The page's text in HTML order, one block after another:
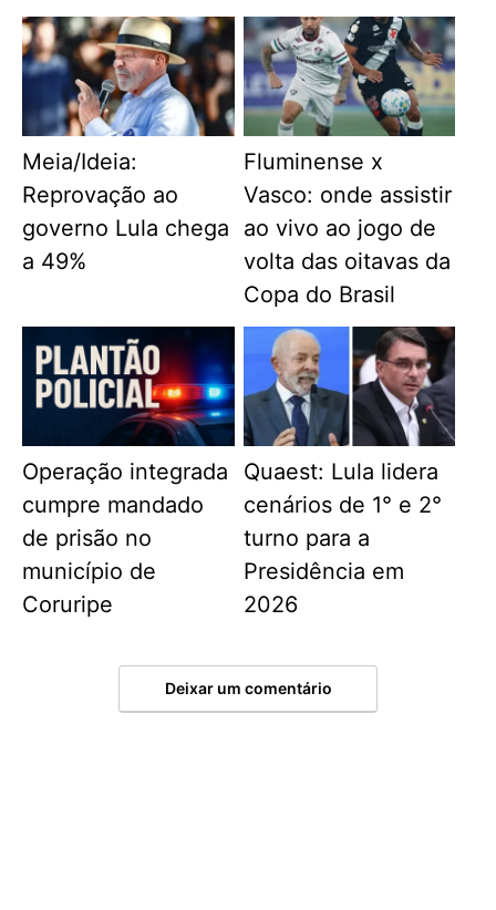
Meia/Ideia:
Reprovação ao
governo Lula chega
a 49%
Fluminense x
Vasco: onde assistir
ao vivo ao jogo de
volta das oitavas da
Copa do Brasil
Operação integrada
cumpre mandado
de prisão no
município de
Coruripe
Quaest: Lula lidera
cenários de 1° e 2°
turno para a
Presidência em
2026
Deixar um comentário